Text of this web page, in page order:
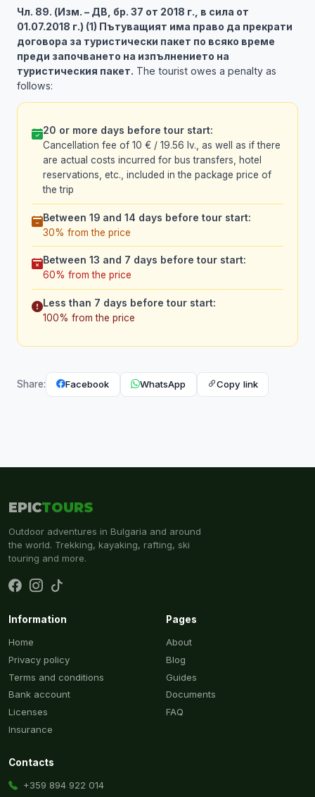
Чл. 89. (Изм. – ДВ, бр. 37 от 2018 г., в сила от
01.07.2018 г.) (1) Пътуващият има право да прекрати
договора за туристически пакет по всяко време
преди започването на изпълнението на
туристическия пакет. The tourist owes a penalty as
follows:
20 or more days before tour start:
Cancellation fee of 10 € / 19.56 lv., as well as if there
are actual costs incurred for bus transfers, hotel
reservations, etc., included in the package price of
the trip
Between 19 and 14 days before tour start:
30% from the price
Between 13 and 7 days before tour start:
60% from the price
Less than 7 days before tour start:
100% from the price
Share: Facebook WhatsApp Copy link
EPICTOURS
Outdoor adventures in Bulgaria and around
the world. Trekking, kayaking, rafting, ski
touring and more.
Information
Home
Privacy policy
Terms and conditions
Bank account
Licenses
Insurance
Pages
About
Blog
Guides
Documents
FAQ
Contacts
+359 894 922 014